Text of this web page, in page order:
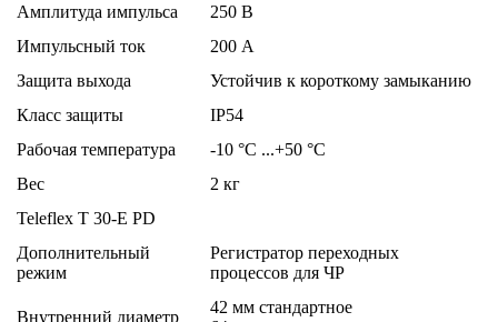
Амплитуда импульса
250 В
Импульсный ток
200 А
Защита выхода
Устойчив к короткому замыканию
Класс защиты
IP54
Рабочая температура
-10 °C ...+50 °C
Вес
2 кг
Teleflex T 30-E PD
Дополнительный
режим
Регистратор переходных
процессов для ЧР
Внутренний диаметр
42 мм стандартное